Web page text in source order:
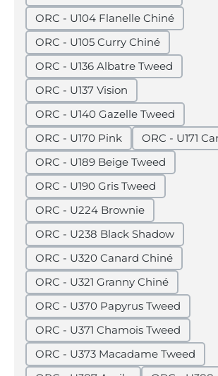
ORC - U104 Flanelle Chiné
ORC - U105 Curry Chiné
ORC - U136 Albatre Tweed
ORC - U137 Vision
ORC - U140 Gazelle Tweed
ORC - U170 Pink
ORC - U171
ORC - U189 Beige Tweed
ORC - U190 Gris Tweed
ORC - U224 Brownie
ORC - U238 Black Shadow
ORC - U320 Canard Chiné
ORC - U321 Granny Chiné
ORC - U370 Papyrus Tweed
ORC - U371 Chamois Tweed
ORC - U373 Macadame Tweed